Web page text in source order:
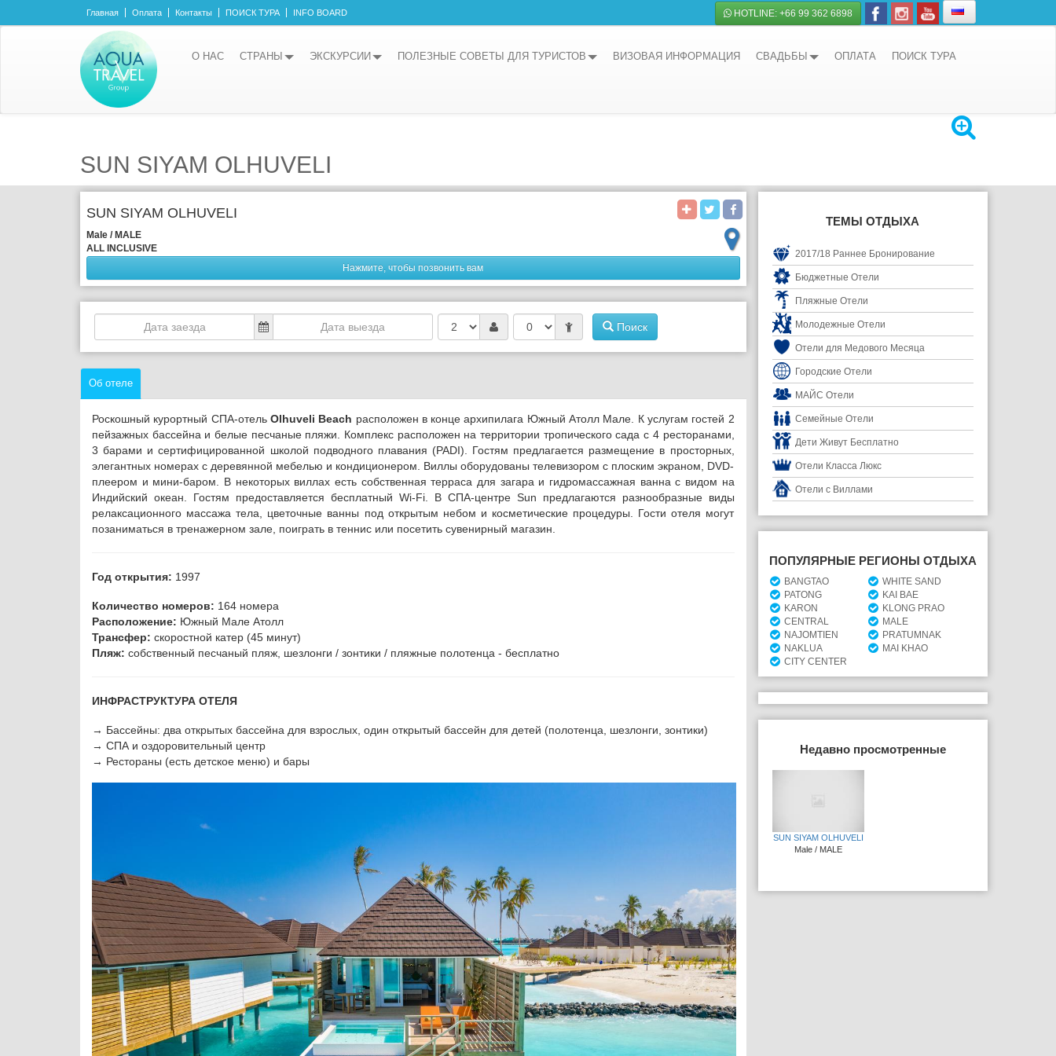
Главная Оплата Контакты ПОИСК ТУРА INFO BOARD HOTLINE: +66 99 362 6898
О НАС СТРАНЫ ЭКСКУРСИИ ПОЛЕЗНЫЕ СОВЕТЫ ДЛЯ ТУРИСТОВ ВИЗОВАЯ ИНФОРМАЦИЯ СВАДЬБЫ ОПЛАТА ПОИСК ТУРА
SUN SIYAM OLHUVELI
SUN SIYAM OLHUVELI
Male / MALE
ALL INCLUSIVE
Нажмите, чтобы позвонить вам
Поиск
Об отеле
Роскошный курортный СПА-отель Olhuveli Beach расположен в конце архипилага Южный Атолл Мале. К услугам гостей 2
пейзажных бассейна и белые песчаные пляжи. Комплекс расположен на территории тропического сада с 4 ресторанами,
3 барами и сертифицированной школой подводного плавания (PADI). Гостям предлагается размещение в просторных,
элегантных номерах с деревянной мебелью и кондиционером. Виллы оборудованы телевизором с плоским экраном, DVD-
плеером и мини-баром. В некоторых виллах есть собственная терраса для загара и гидромассажная ванна с видом на
Индийский океан. Гостям предоставляется бесплатный Wi-Fi. В СПА-центре Sun предлагаются разнообразные виды
релаксационного массажа тела, цветочные ванны под открытым небом и косметические процедуры. Гости отеля могут
позаниматься в тренажерном зале, поиграть в теннис или посетить сувенирный магазин.
Год открытия: 1997
Количество номеров: 164 номера
Расположение: Южный Мале Атолл
Трансфер: скоростной катер (45 минут)
Пляж: собственный песчаный пляж, шезлонги / зонтики / пляжные полотенца - бесплатно
ИНФРАСТРУКТУРА ОТЕЛЯ
→ Бассейны: два открытых бассейна для взрослых, один открытый бассейн для детей (полотенца, шезлонги, зонтики)
→ СПА и оздоровительный центр
→ Рестораны (есть детское меню) и бары
ТЕМЫ ОТДЫХА
2017/18 Раннее Бронирование
Бюджетные Отели
Пляжные Отели
Молодежные Отели
Отели для Медового Месяца
Городские Отели
МАЙС Отели
Семейные Отели
Дети Живут Бесплатно
Отели Класса Люкс
Отели с Виллами
ПОПУЛЯРНЫЕ РЕГИОНЫ ОТДЫХА
BANGTAO
WHITE SAND
PATONG
KAI BAE
KARON
KLONG PRAO
CENTRAL
MALE
NAJOMTIEN
PRATUMNAK
NAKLUA
MAI KHAO
CITY CENTER
Недавно просмотренные
SUN SIYAM OLHUVELI
Male / MALE